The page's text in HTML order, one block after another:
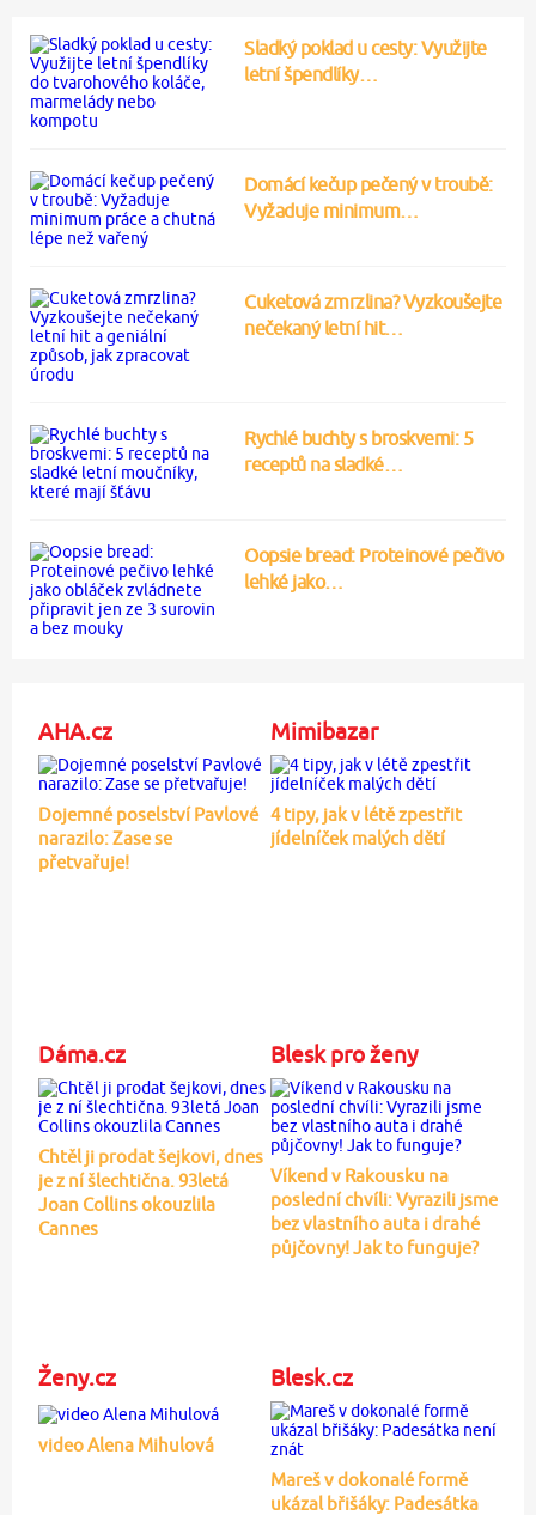
Sladký poklad u cesty: Využijte
letní špendlíky…
Domácí kečup pečený v troubě:
Vyžaduje minimum…
Cuketová zmrzlina? Vyzkoušejte
nečekaný letní hit…
Rychlé buchty s broskvemi: 5
receptů na sladké…
Oopsie bread: Proteinové pečivo
lehké jako…
AHA.cz
Dojemné poselství Pavlové
narazilo: Zase se
přetvařuje!
Mimibazar
4 tipy, jak v létě zpestřit
jídelníček malých dětí
Dáma.cz
Chtěl ji prodat šejkovi, dnes
je z ní šlechtična. 93letá
Joan Collins okouzlila
Cannes
Blesk pro ženy
Víkend v Rakousku na
poslední chvíli: Vyrazili jsme
bez vlastního auta i drahé
půjčovny! Jak to funguje?
Ženy.cz
video Alena Mihulová
Blesk.cz
Mareš v dokonalé formě
ukázal břišáky: Padesátka